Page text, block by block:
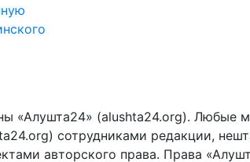
«Алушта24» (alushta24.org). Любые
сотрудниками редакции,
авторского права. Права